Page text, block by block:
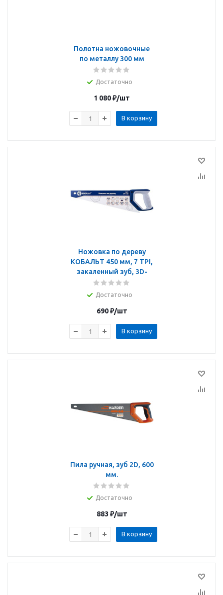
Полотна ножовочные
по металлу 300 мм
Достаточно
1 080₽/шт
В корзину
Ножовка по дереву
КОБАЛЬТ 450 мм, 7 TPI,
закаленный зуб, 3D-
Достаточно
690₽/шт
В корзину
Пила ручная, зуб 2D, 600
мм.
Достаточно
883 ₽/шт
В корзину